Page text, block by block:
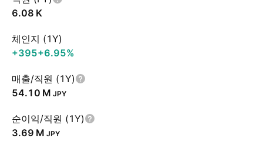
‪6.08 K‬
체인지 (1Y)
+395+6.95%
매출/직원 (1Y)
‪54.10 M‬ JPY
순이익/직원 (1Y)
‪3.69 M‬ JPY